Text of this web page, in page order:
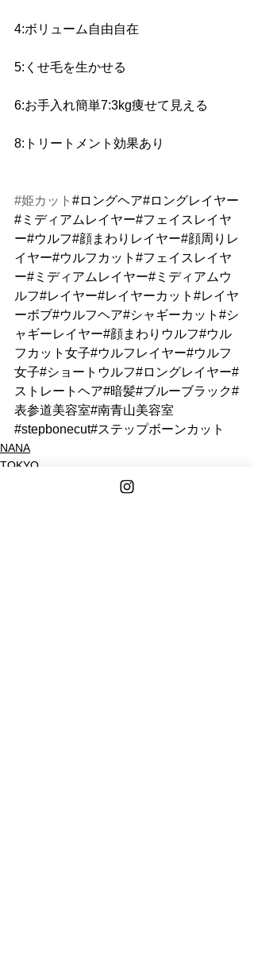
4:ボリューム自由自在
5:くせ毛を生かせる
6:お手入れ簡単7:3kg痩せて見える
8:トリートメント効果あり
#姫カット #ロングヘア#ロングレイヤー
#ミディアムレイヤー#フェイスレイヤ
ー#ウルフ#顔まわりレイヤー#顔周りレ
イヤー#ウルフカット#フェイスレイヤ
ー#ミディアムレイヤー#ミディアムウ
ルフ#レイヤー#レイヤーカット#レイヤ
ーボブ#ウルフヘア#シャギーカット#シ
ャギーレイヤー#顔まわりウルフ#ウル
フカット女子#ウルフレイヤー#ウルフ
女子#ショートウルフ#ロングレイヤー#
ストレートヘア#暗髪#ブルーブラック#
表参道美容室#南青山美容室
#stepbonecut#ステップボーンカット
NANA
TOKYO